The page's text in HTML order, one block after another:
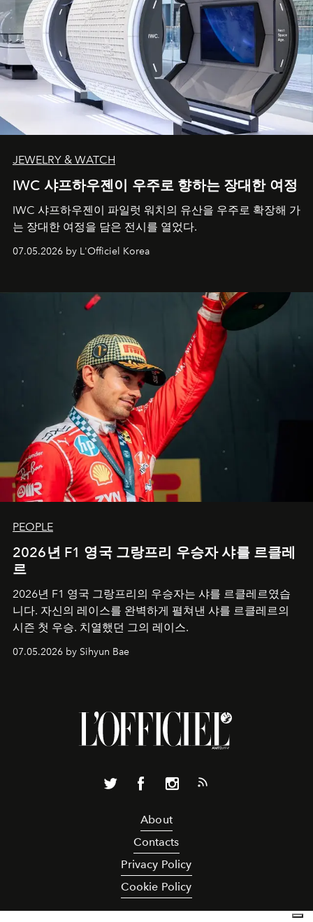
JEWELRY & WATCH
IWC 샤프하우젠이 우주로 향하는 장대한 여정
IWC 샤프하우젠이 파일럿 워치의 유산을 우주로 확장해 가
는 장대한 여정을 담은 전시를 열었다.
07.05.2026 by L'Officiel Korea
PEOPLE
2026년 F1 영국 그랑프리 우승자 샤를 르클레
르
2026년 F1 영국 그랑프리의 우승자는 샤를 르클레르였습
니다. 자신의 레이스를 완벽하게 펼쳐낸 샤를 르클레르의
시즌 첫 우승. 치열했던 그의 레이스.
07.05.2026 by Sihyun Bae
About
Contacts
Privacy Policy
Cookie Policy